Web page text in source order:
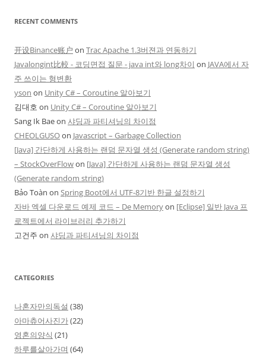
RECENT COMMENTS
开设Binance账户 on Trac Apache 1.3버젼과 연동하기
Javalongint比較 - 코딩면접 질문 - java int와 long차이 on JAVA에서 자
주 쓰이는 형변환
yson on Unity C# – Coroutine 알아보기
김대호 on Unity C# – Coroutine 알아보기
Sang Ik Baeon 샤딩과 파티셔닝의 차이점
CHEOLGUSOon Javascript – Garbage Collection
[Java] 간단하게 사용하는 랜덤 문자열 생성 (Generate random string)
– StockOverFlowon [Java] 간단하게 사용하는 랜덤 문자열 생성
(Generate random string)
Bảo Toàn on Spring Boot에서 UTF-8기반 한글 설정하기
자바 엑셀 다운로드 예제 코드 – De Memoryon [Eclipse] 일반 Java 프
로젝트에서 라이브러리 추가하기
고건주 on 샤딩과 파티셔닝의 차이점
CATEGORIES
나혼자만의독설 (38)
아마츄어사진가(22)
영혼의양식 (21)
하루를살아가며 (64)